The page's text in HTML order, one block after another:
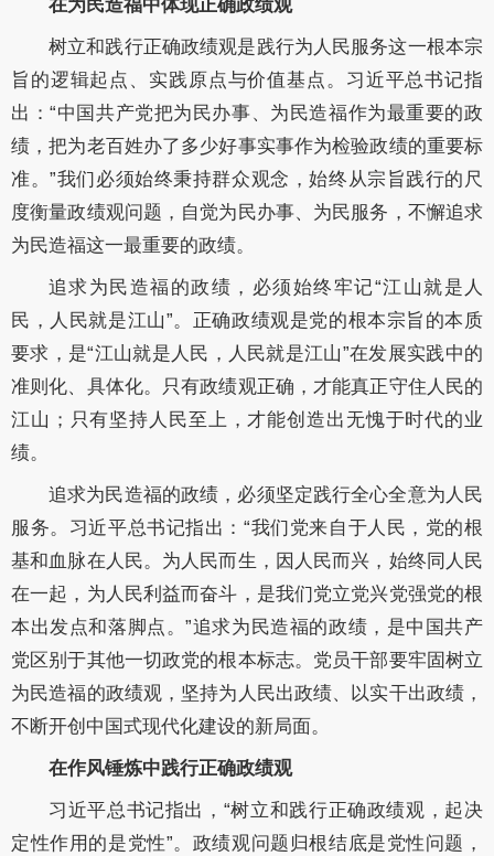
在为民造福中体现正确政绩观
树立和践行正确政绩观是践行为人民服务这一根本宗
旨的逻辑起点、实践原点与价值基点。习近平总书记指
出：“中国共产党把为民办事、为民造福作为最重要的政
绩，把为老百姓办了多少好事实事作为检验政绩的重要标
准。”我们必须始终秉持群众观念，始终从宗旨践行的尺
度衡量政绩观问题，自觉为民办事、为民服务，不懈追求
为民造福这一最重要的政绩。
追求为民造福的政绩，必须始终牢记“江山就是人
民，人民就是江山”。正确政绩观是党的根本宗旨的本质
要求，是“江山就是人民，人民就是江山”在发展实践中的
准则化、具体化。只有政绩观正确，才能真正守住人民的
江山；只有坚持人民至上，才能创造出无愧于时代的业
绩。
追求为民造福的政绩，必须坚定践行全心全意为人民
服务。习近平总书记指出：“我们党来自于人民，党的根
基和血脉在人民。为人民而生，因人民而兴，始终同人民
在一起，为人民利益而奋斗，是我们党立党兴党强党的根
本出发点和落脚点。”追求为民造福的政绩，是中国共产
党区别于其他一切政党的根本标志。党员干部要牢固树立
为民造福的政绩观，坚持为人民出政绩、以实干出政绩，
不断开创中国式现代化建设的新局面。
在作风锤炼中践行正确政绩观
习近平总书记指出，“树立和践行正确政绩观，起决
定性作用的是党性”。政绩观问题归根结底是党性问题，